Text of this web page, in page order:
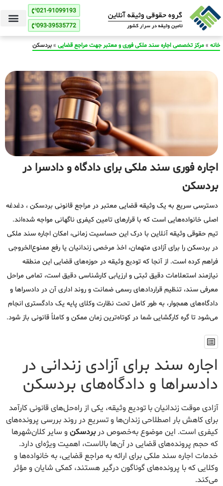
021-91099193
093-39535772
خانه »مرکز تخصصی اجاره سند ملکی فوری و معتبر جهت مراجع قضایی »بردسکن
اجاره فوری سند ملکی برای دادگاه و دادسرا در
بردسکن
دسترسی سریع به یک وثیقه قضایی معتبر در مراجع قانونی بردسکن ، دغدغه
اصلی خانواده‌هایی است که با قرارهای تامین کیفری ناگهانی مواجه شده‌اند.
تیم حقوقی وثیقه آنلاین با درک این حساسیت زمانی، امکان اجاره سند ملکی
در بردسکن را برای آزادی متهمان، اخذ مرخصی زندانیان یا رفع ممنوع‌الخروجی
فراهم کرده است. از آنجا که تودیع وثیقه در حوزه‌های قضایی این منطقه
نیازمند استعلامات دقیق ثبتی و ارزیابی کارشناسی دقیق است، تمامی مراحل
معرفی سند، تنظیم قراردادهای رسمی ضمانت و روند اداری آن در دادسراها و
دادگاه‌های همجوار، به طور کامل تحت نظارت وکلای پایه یک دادگستری انجام
می‌شود تا گره کارگشایی شما در کوتاه‌ترین زمان ممکن و کاملاً قانونی باز شود.
اجاره سند برای آزادی زندانی در
دادسراها و دادگاه‌های بردسکن
آزادی موقت زندانیان با تودیع وثیقه، یکی از راه‌حل‌های قانونی کارآمد
برای کاهش بار اصطلاحی زندان‌ها و تسریع در روند بررسی پرونده‌های
کیفری است. این موضوع به‌خصوص دربردسکنو سایر کلان‌شهرها
که حجم پرونده‌های قضایی در آن‌ها بالاست، اهمیت ویژه‌ای دارد.
خدمات اجاره سند ملکی برای ارائه به مراجع قضایی، به خانواده‌ها و
وکلایی که با پرونده‌های گوناگون درگیر هستند، کمکی شایان و مؤثر
می‌کند.